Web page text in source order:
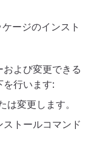
ージのインスト
よび変更できる
行います:
は変更します。
トールコマンド